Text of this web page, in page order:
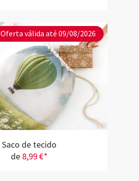
Oferta válida até 09/08/2026
Saco de tecido
de 8,99 €*